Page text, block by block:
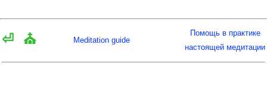
⏎ ⛪ Meditation guide
Помощь в практике
настоящей медитации